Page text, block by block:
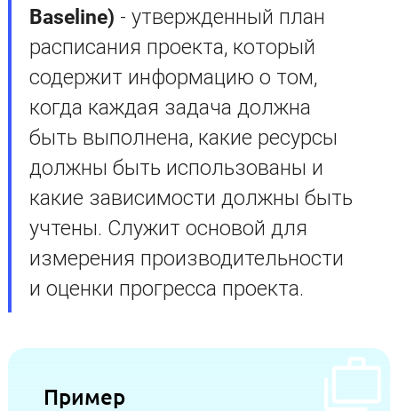
Baseline) - утвержденный план
расписания проекта, который
содержит информацию о том,
когда каждая задача должна
быть выполнена, какие ресурсы
должны быть использованы и
какие зависимости должны быть
учтены. Служит основой для
измерения производительности
и оценки прогресса проекта.
Пример